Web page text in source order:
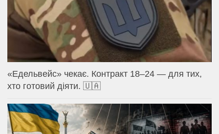
«Едельвейс» чекає. Контракт 18–24 — для тих,
хто готовий діяти. 🇺🇦